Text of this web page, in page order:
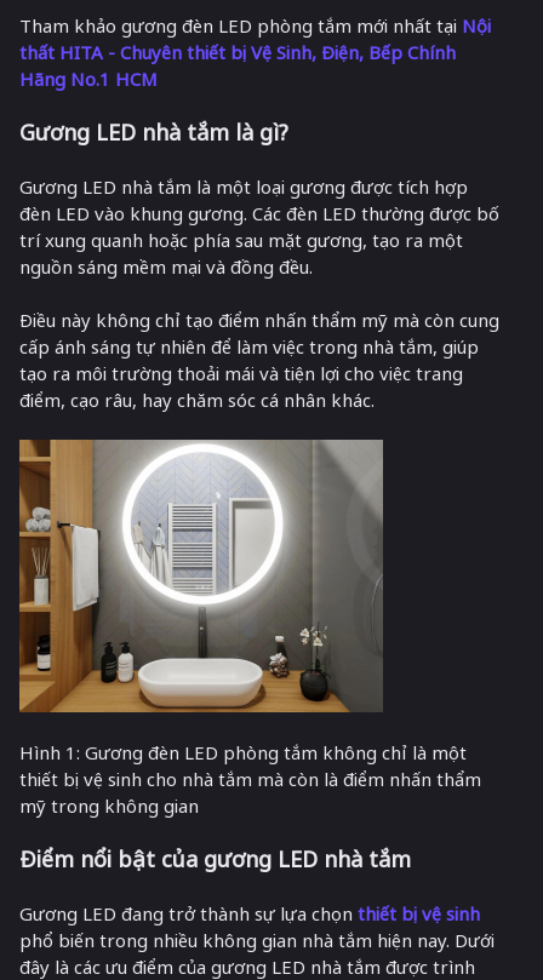
Tham khảo gương đèn LED phòng tắm mới nhất tại Nội
thất HITA - Chuyên thiết bị Vệ Sinh, Điện, Bếp Chính
Hãng No.1 HCM
Gương LED nhà tắm là gì?
Gương LED nhà tắm là một loại gương được tích hợp
đèn LED vào khung gương. Các đèn LED thường được bố
trí xung quanh hoặc phía sau mặt gương, tạo ra một
nguồn sáng mềm mại và đồng đều.
Điều này không chỉ tạo điểm nhấn thẩm mỹ mà còn cung
cấp ánh sáng tự nhiên để làm việc trong nhà tắm, giúp
tạo ra môi trường thoải mái và tiện lợi cho việc trang
điểm, cạo râu, hay chăm sóc cá nhân khác.
Hình 1: Gương đèn LED phòng tắm không chỉ là một
thiết bị vệ sinh cho nhà tắm mà còn là điểm nhấn thẩm
mỹ trong không gian
Điểm nổi bật của gương LED nhà tắm
Gương LED đang trở thành sự lựa chọn thiết bị vệ sinh
phổ biến trong nhiều không gian nhà tắm hiện nay. Dưới
đây là các ưu điểm của gương LED nhà tắm được trình